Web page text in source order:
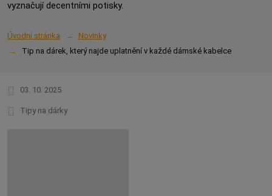
vyznačují decentními potisky.
Úvodní stránka
Novinky
Tip na dárek, který najde uplatnění v každé dámské kabelce
03. 10. 2025
Tipy na dárky